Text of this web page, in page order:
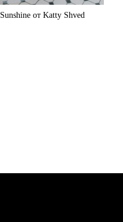
Sunshine от Katty Shved